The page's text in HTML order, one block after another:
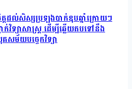
ត្តដល់សិស្សប្រឡងបាក់ឌុបឆ្នាំក្រោយៗ
វិទ្យាសាស្ត្រ ដើម្បីឆ្លើយតបទៅនឹង
សម័យបច្ចេកវិទ្យា